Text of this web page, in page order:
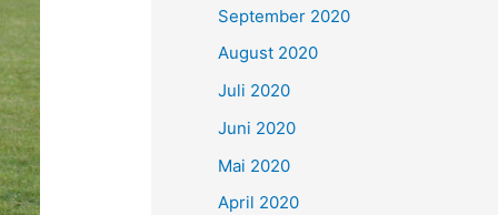
September 2020
August 2020
Juli 2020
Juni 2020
Mai 2020
April 2020